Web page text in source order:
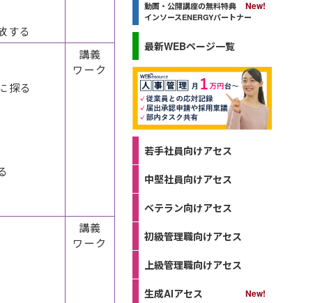
する
探る
講義
ワーク
講義
ワーク
動画・公開講座の無料特典
インソースENERGYパートナー
最新WEBページ一覧
若手社員向けアセス
中堅社員向けアセス
ベテラン向けアセス
初級管理職向けアセス
上級管理職向けアセス
生成AIアセス